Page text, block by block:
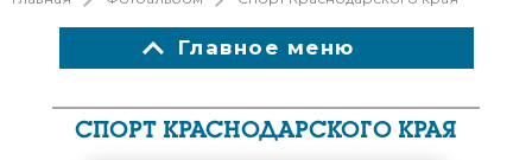
СПОРТ КРАСНОДАРСКОГО КРАЯ
Главное меню